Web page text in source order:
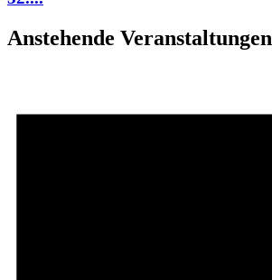
Anstehende Veranstaltungen